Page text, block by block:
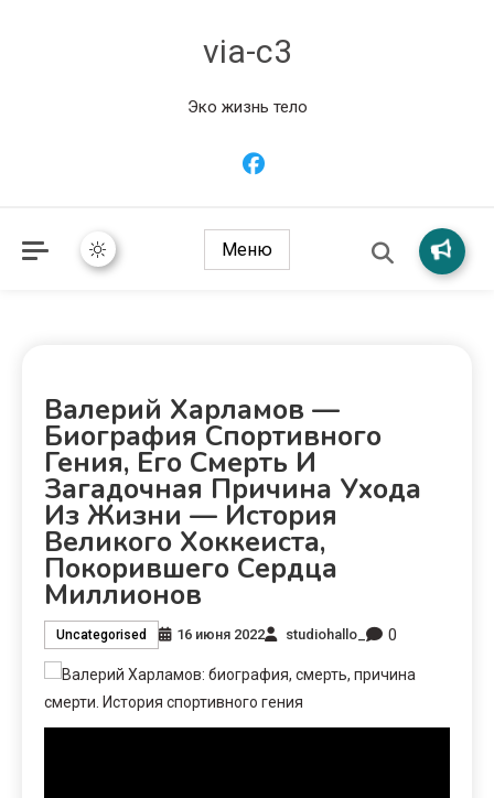
via-c3
Эко жизнь тело
Меню
Валерий Харламов —
Биография Спортивного
Гения, Его Смерть И
Загадочная Причина Ухода
Из Жизни — История
Великого Хоккеиста,
Покорившего Сердца
Миллионов
Uncategorised 16 июня 2022 studiohallo_ 0